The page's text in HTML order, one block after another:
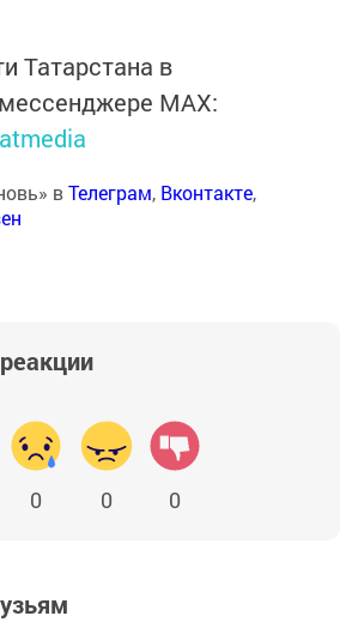
Татарстана в
MАХ:
вТелеграм, Вконтакте,
0 0 0